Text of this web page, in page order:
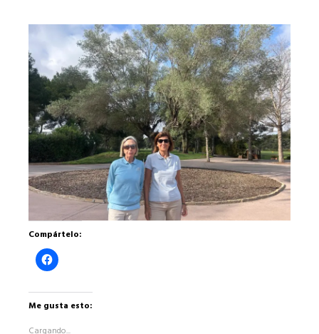
Compártelo:
Haz
clic
en
Facebook
Me gusta esto: